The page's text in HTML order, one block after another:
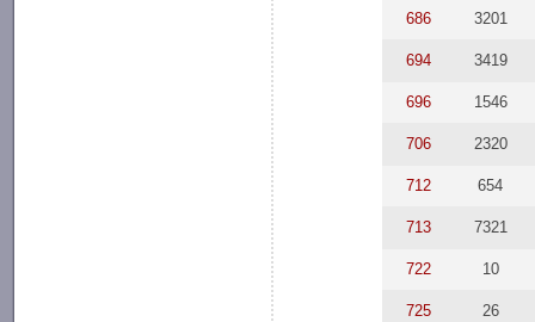
686 3201
694 3419
696 1546
706 2320
712 654
713 7321
722 10
725 26